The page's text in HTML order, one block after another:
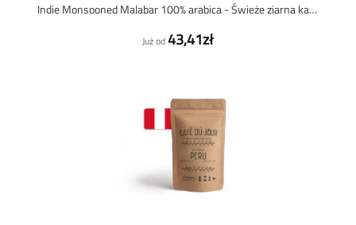
Indie Monsooned Malabar 100% arabica - Świeże ziarna kawy
Już od43,41zł